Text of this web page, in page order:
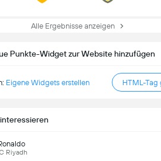
Alle Ergebnisse anzeigen
Punkte-Widget zur Website hinzufügen
Eigene Widgets erstellen HTML-Tag
Riyadh